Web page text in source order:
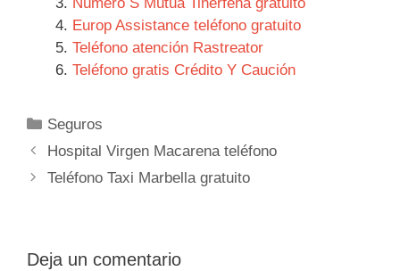
Europ Assistance teléfono gratuito
Teléfono atención Rastreator
Teléfono gratis Crédito Y Caución
Categorías
Seguros
Navegación
de
Hospital Virgen Macarena teléfono
Teléfono Taxi Marbella gratuito
Deja un comentario